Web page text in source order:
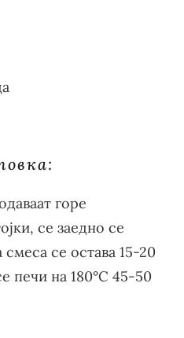
горе
се заедно се
се остава 15-20
печи на 180°С 45-50